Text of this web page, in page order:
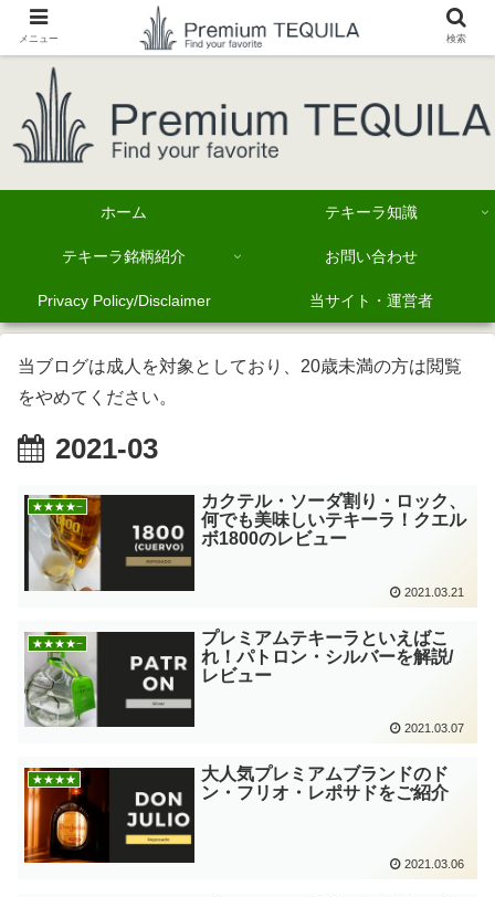
ホーム テキーラ知識
テキーラ銘柄紹介 お問い合わせ
Privacy Policy/Disclaimer 当サイト・運営者
当ブログは成人を対象としており、20歳未満の方は閲覧
をやめてください。
2021-03
★★★★−
カクテル・ソーダ割り・ロック、
何でも美味しいテキーラ！クエル
ボ1800のレビュー
2021.03.21
★★★★−
プレミアムテキーラといえばこ
れ！パトロン・シルバーを解説/
レビュー
2021.03.07
★★★★
大人気プレミアムブランドのド
ン・フリオ・レポサドをご紹介
2021.03.06
メニュー 検索